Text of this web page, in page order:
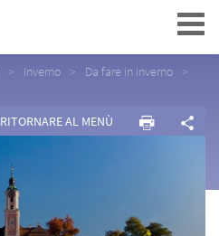
Navigation
Inverno
Da fare in inverno
RITORNARE AL MENÙ